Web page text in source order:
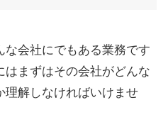
会社にでもある業務です
まずはその会社がどんな
理解しなければいけませ